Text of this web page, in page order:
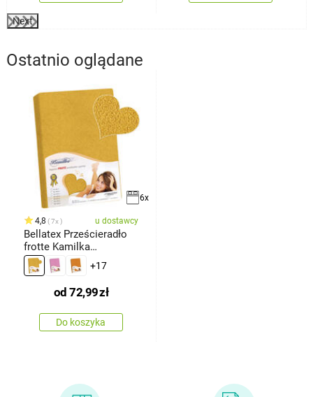
Next
Ostatnio oglądane
6x
4,8 7x u dostawcy
Bellatex Prześcieradło
frotte Kamilka
musztardowy
+17
od 72,99zł
Do koszyka